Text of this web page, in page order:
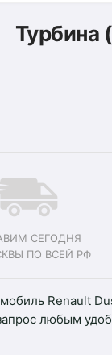
Турбина
СЕГОДНЯ
ПО ВСЕЙ РФ
Renault
любым